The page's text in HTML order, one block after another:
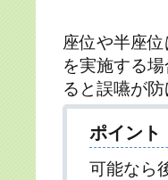
座位や半座
を実施する
ると誤嚥が防
ポイント
可能なら